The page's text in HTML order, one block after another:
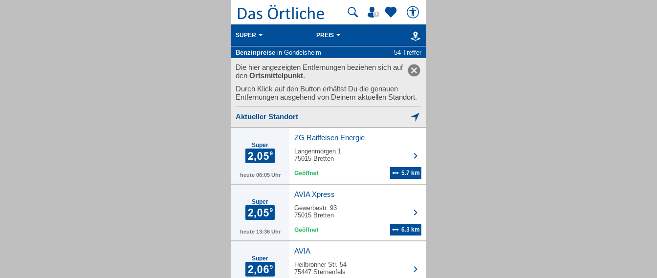
SUPER PREIS
Benzinpreise in Gondelsheim 54 Treffer
Die hier angezeigten Entfernungen beziehen sich auf
den Ortsmittelpunkt.
Durch Klick auf den Button erhältst Du die genauen
Entfernungen ausgehend von Deinem aktuellen Standort.
Aktueller Standort
Super
heute 06:05 Uhr
ZG Raiffeisen Energie
Langenmorgen 1
75015 Bretten
5.7 km
Super
heute 13:36 Uhr
AVIA Xpress
Gewerbestr. 93
75015 Bretten
6.3 km
Super
AVIA
Heilbronner Str. 54
75447 Sternenfels